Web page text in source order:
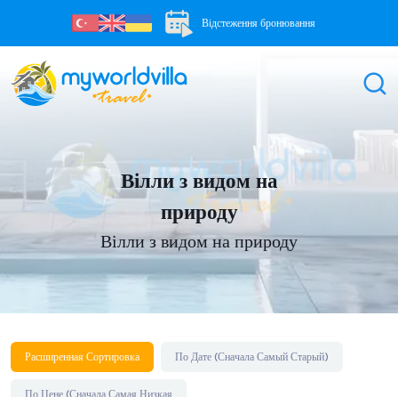
Відстеження бронювання
Вілли з видом на
природу
Вілли з видом на природу
Расширенная Сортировка По Дате (Сначала Самый Старый)
По Цене (Сначала Самая Низкая